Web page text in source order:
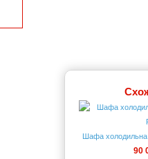
Шафа холодильна
90